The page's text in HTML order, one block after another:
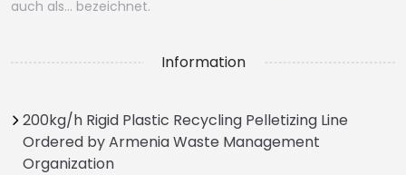
auch als… bezeichnet.
Information
200kg/h Rigid Plastic Recycling Pelletizing Line
Ordered by Armenia Waste Management
Organization